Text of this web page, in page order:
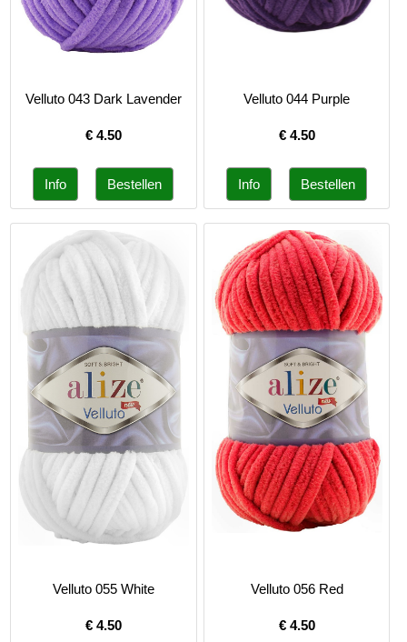
Velluto 043 Dark Lavender
€ 4.50
Velluto 044 Purple
€ 4.50
Velluto 055 White
€ 4.50
Velluto 056 Red
€ 4.50